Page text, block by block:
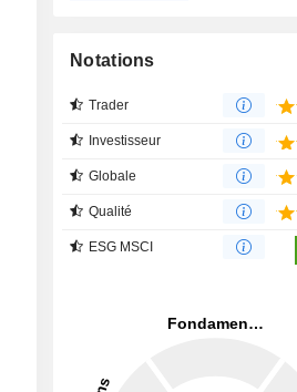
Notations
Trader
Investisseur
Globale
Qualité
ESG MSCI